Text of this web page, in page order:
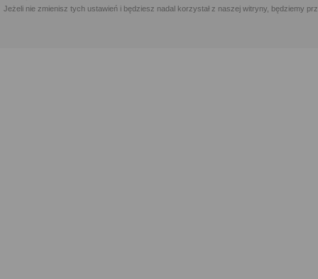
Jeżeli nie zmienisz tych ustawień i będziesz nadal korzystał z naszej witryny, będziemy